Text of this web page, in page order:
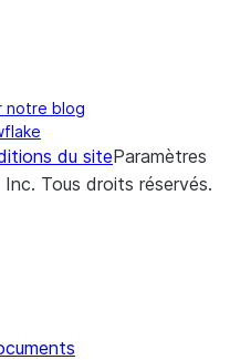
notre blog
du siteParamètres
Inc. Tous droits réservés.